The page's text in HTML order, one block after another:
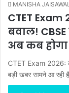
MANISHA
CTET Exam
बवाल! CBSE
अब कब होगा
CTET Exam 2026:
बड़ी खबर सामने आ रही